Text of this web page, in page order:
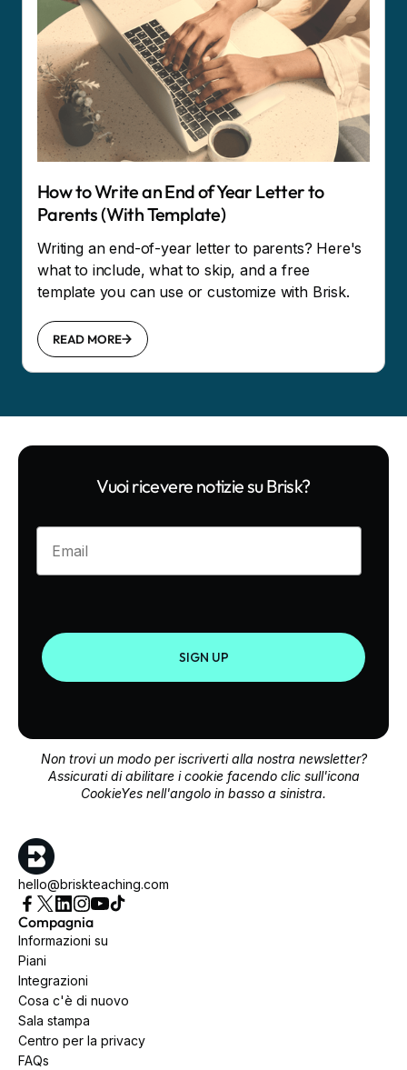
How to Write an End of Year Letter to
Parents (With Template)
Writing an end-of-year letter to parents? Here's
what to include, what to skip, and a free
template you can use or customize with Brisk.
READ MORE
Vuoi ricevere notizie su Brisk?
Enter your email
SIGN UP
Non trovi un modo per iscriverti alla nostra newsletter?
Assicurati di abilitare i cookie facendo clic sull'icona
CookieYes nell'angolo in basso a sinistra.
hello@briskteaching.com
Compagnia
Informazioni su
Piani
Integrazioni
Cosa c'è di nuovo
Sala stampa
Centro per la privacy
FAQs